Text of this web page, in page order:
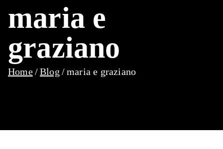
maria e
graziano
Home Blog maria e graziano